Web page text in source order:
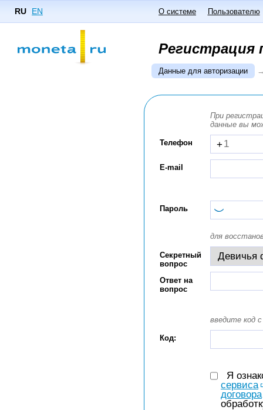
RU EN О системе Пользователю
Регистрация
Данные для авторизации
При
данные вы
Телефон +
E-mail
Пароль
для
Секретный
вопрос
Ответ на
вопрос
введите код
Код:
Я
сервиса
договора